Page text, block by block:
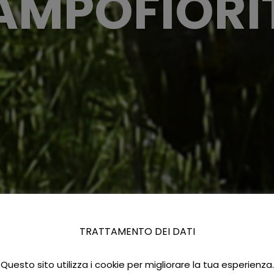
TRATTAMENTO DEI DATI
Questo sito utilizza i cookie per migliorare la tua esperienza.